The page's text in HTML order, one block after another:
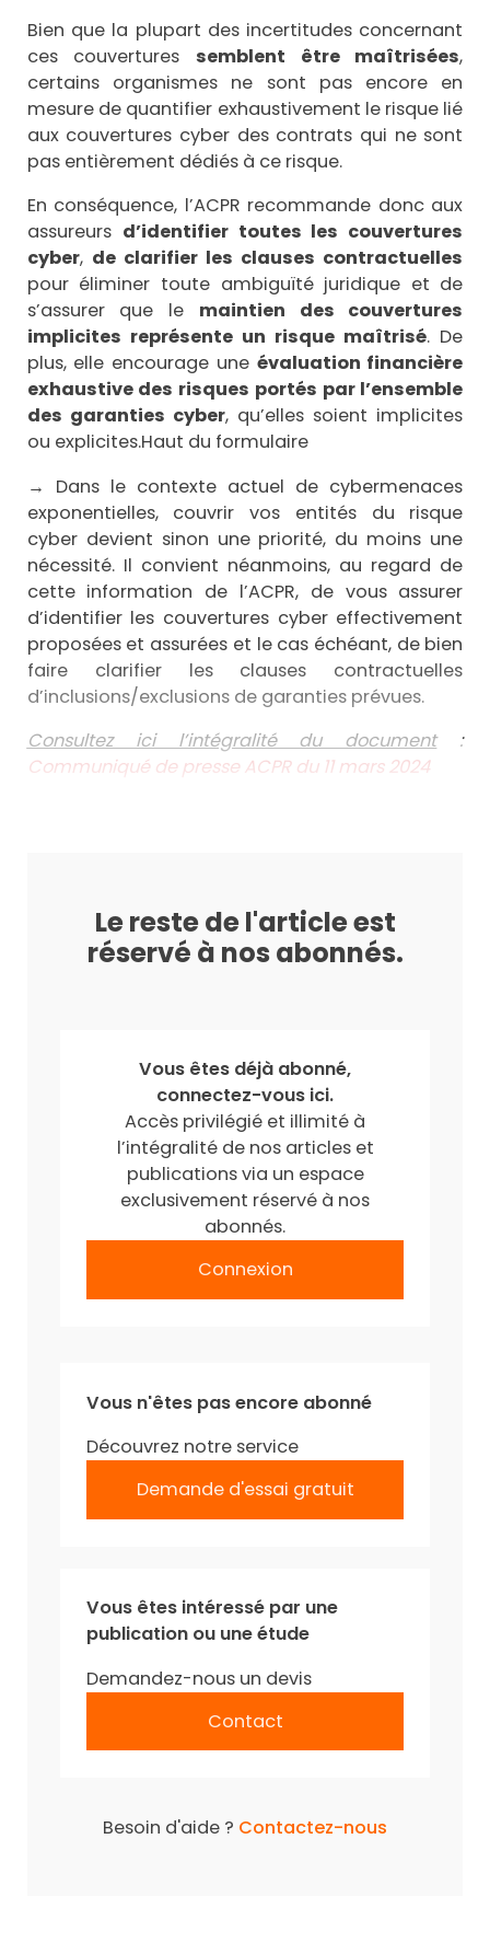
Bien que la plupart des incertitudes concernant
ces couvertures semblent être maîtrisées,
certains organismes ne sont pas encore en
mesure de quantifier exhaustivement le risque lié
aux couvertures cyber des contrats qui ne sont
pas entièrement dédiés à ce risque.
En conséquence, l’ACPR recommande donc aux
assureurs d’identifier toutes les couvertures
cyber, de clarifier les clauses contractuelles
pour éliminer toute ambiguïté juridique et de
s’assurer que le maintien des couvertures
implicites représente un risque maîtrisé. De
plus, elle encourage une évaluation financière
exhaustive des risques portés par l’ensemble
des garanties cyber, qu’elles soient implicites
ou explicites.Haut du formulaire
→
Dans le contexte actuel de cybermenaces
exponentielles, couvrir vos entités du risque
cyber devient sinon une priorité, du moins une
nécessité. Il convient néanmoins, au regard de
cette information de l’ACPR, de vous assurer
d’identifier les couvertures cyber effectivement
proposées et assurées et le cas échéant, de bien
faire clarifier les clauses contractuelles
d’inclusions/exclusions de garanties prévues.
Consultez ici l’intégralité du document:
Communiqué de presse ACPR du 11 mars 2024
Le reste de l'article est
réservé à nos abonnés.
Vous êtes déjà abonné,
connectez-vous ici.
Accès privilégié et illimité à
l’intégralité de nos articles et
publications via un espace
exclusivement réservé à nos
abonnés.
Connexion
Vous n'êtes pas encore abonné
Découvrez notre service
Demande d'essai gratuit
Vous êtes intéressé par une
publication ou une étude
Demandez-nous un devis
Contact
Besoin d'aide ? Contactez-nous